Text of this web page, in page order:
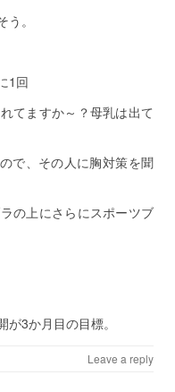
。
1回
てますか～？母乳は出て
で、その人に胸対策を聞
の上にさらにスポーツブ
3か月目の目標。
Leave a reply